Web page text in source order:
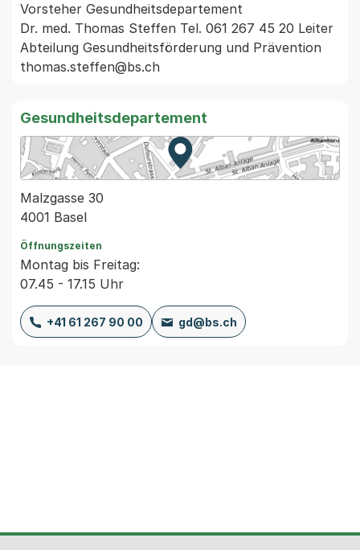
Vorsteher Gesundheitsdepartement
Dr. med. Thomas Steffen Tel. 061 267 45 20 Leiter
Abteilung Gesundheitsförderung und Prävention
thomas.steffen@bs.ch
Gesundheitsdepartement
Zur Karte von MapBS.
Externer Link, wird in einem
Malzgasse 30
4001 Basel
Öffnungszeiten
Montag bis Freitag:
07.45 - 17.15 Uhr
+41 61 267 90 00 gd@bs.ch